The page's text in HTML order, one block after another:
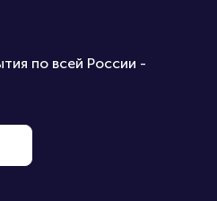
по всей России -